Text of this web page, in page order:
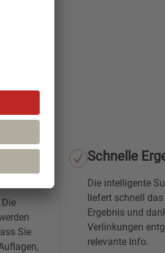
Sie
Schnelle
Die intelligente
liefert schnell
Ergebnis und
Verlinkungen
relevante Info.